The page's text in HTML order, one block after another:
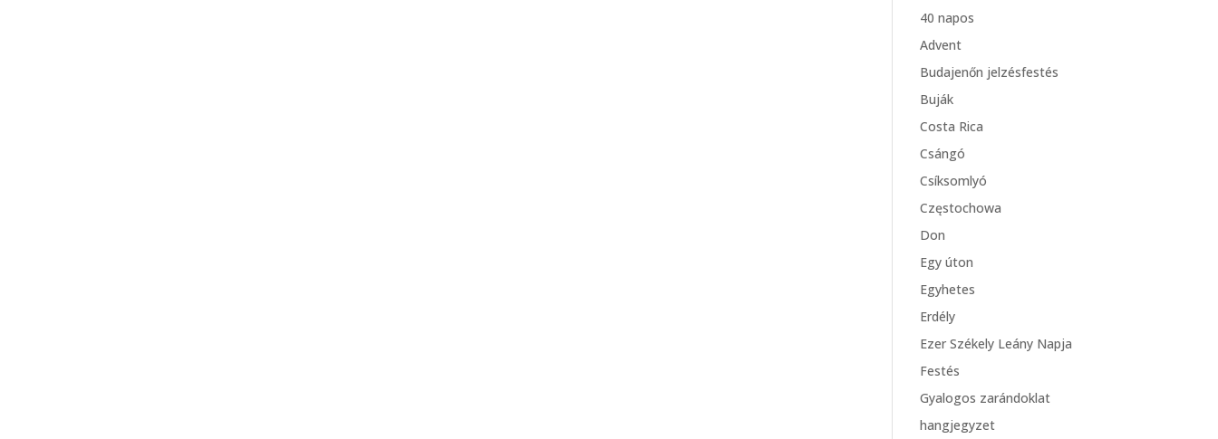
40 napos
Advent
Budajenőn jelzésfestés
Buják
Costa Rica
Csángó
Csíksomlyó
Częstochowa
Don
Egy úton
Egyhetes
Erdély
Ezer Székely Leány Napja
Festés
Gyalogos zarándoklat
hangjegyzet